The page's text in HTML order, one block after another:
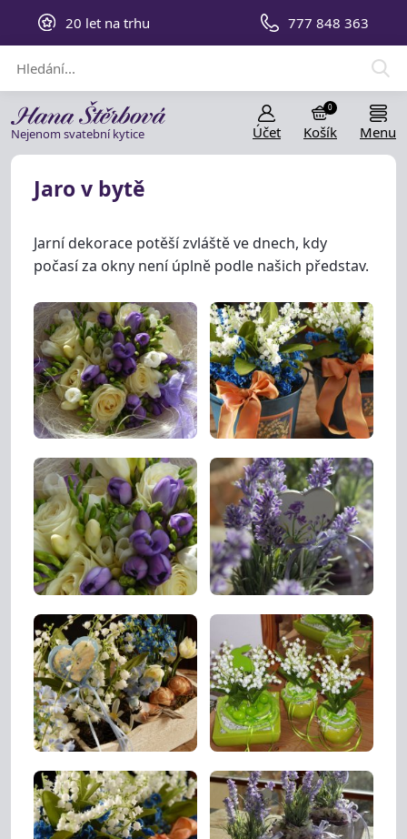
20 let na trhu 777 848 363
Nejenom svatební kytice Účet Košík
0
Menu
Jaro v bytě
Jarní dekorace potěší zvláště ve dnech, kdy
počasí za okny není úplně podle našich představ.